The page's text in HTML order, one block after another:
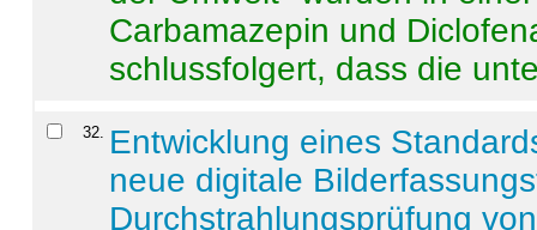
Carbamazepin und
schlussfolgert, dass die
32. Entwicklung eines
neue digitale
Durchstrahlungsprüfung